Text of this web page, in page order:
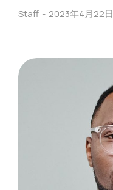
Staff 2023年4月22日